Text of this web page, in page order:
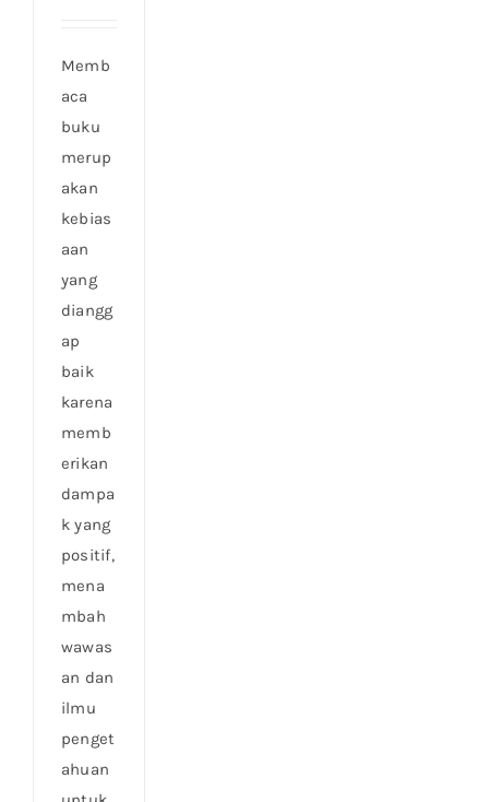
Memb
aca
buku
merup
akan
kebias
aan
yang
diangg
ap
baik
karena
memb
erikan
dampa
k yang
positif,
mena
mbah
wawas
an dan
ilmu
penget
ahuan